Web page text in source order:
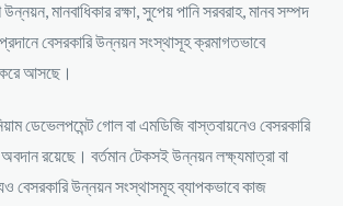
মানবাধিকার রক্ষা, সুপেয় পানি সরবরাহ, মানব সম্পদ
বেসরকারি উন্নয়ন সংস্থাসূহ ক্রমাগতভাবে
আসছে।
ডেভেলপমেন্ট গোল বা এমডিজি বাস্তবায়নেও বেসরকারি
রয়েছে। বর্তমান টেকসই উন্নয়ন লক্ষ্যমাত্রা বা
বেসরকারি উন্নয়ন সংস্থাসমূহ ব্যাপকভাবে কাজ